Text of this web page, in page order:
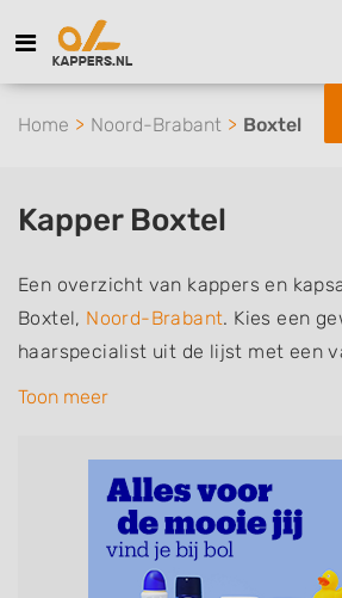
Home Noord-Brabant Boxtel
Kapper Boxtel
Een overzicht van kappers en
Boxtel, Noord-Brabant. Kies een
haarspecialist uit de lijst met een
specialisaties of aantekeningen:
zonder afspraak terecht kunt. De
kunnen uw haren wassen, knippen,
maar ook helpen met extensions,
opsteken, weave, een
Toon meer